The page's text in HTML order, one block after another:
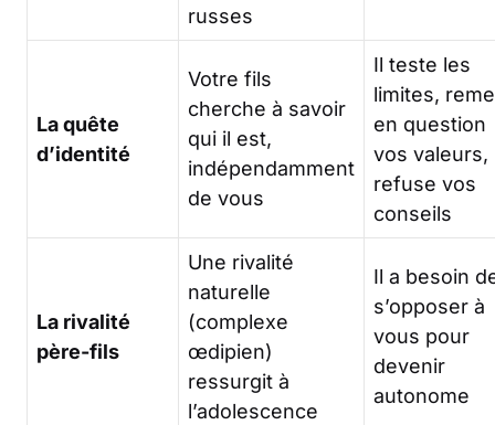
russes
La quête
d’identité
Votre fils
cherche à savoir
qui il est,
indépendamment
de vous
Il teste les
limites,
en question
vos valeurs,
refuse vos
conseils
La rivalité
père-fils
Une rivalité
naturelle
(complexe
œdipien)
ressurgit à
l’adolescence
Il a besoin
s’opposer à
vous pour
devenir
autonome